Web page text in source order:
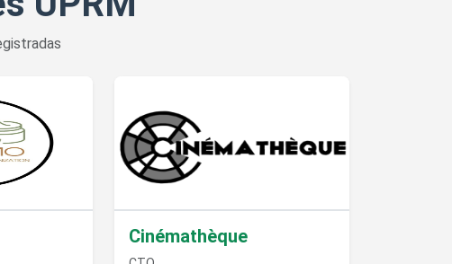
Cinémathèque